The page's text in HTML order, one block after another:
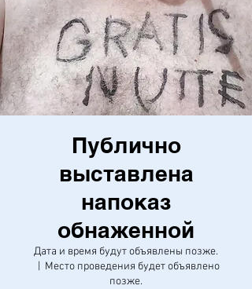
Публично
выставлена
напоказ
обнаженной
Дата и время будут объявлены позже.
Место проведения будет объявлено
позже.